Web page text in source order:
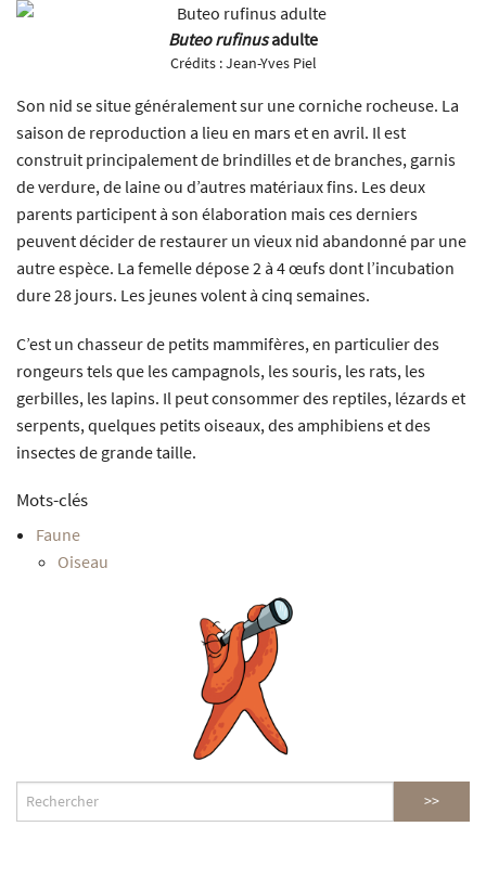
Buteo rufinusadulte
Crédits :Jean-Yves Piel
Son nid se situe généralement sur une corniche rocheuse. La
saison de reproduction a lieu en mars et en avril. Il est
construit principalement de brindilles et de branches, garnis
de verdure, de laine ou d’autres matériaux fins. Les deux
parents participent à son élaboration mais ces derniers
peuvent décider de restaurer un vieux nid abandonné par une
autre espèce. La femelle dépose 2 à 4 œufs dont l’incubation
dure 28 jours. Les jeunes volent à cinq semaines.
C’est un chasseur de petits mammifères, en particulier des
rongeurs tels que les campagnols, les souris, les rats, les
gerbilles, les lapins. Il peut consommer des reptiles, lézards et
serpents, quelques petits oiseaux, des amphibiens et des
insectes de grande taille.
Mots-clés
Faune
Oiseau